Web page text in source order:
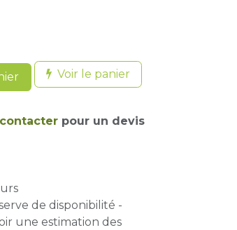
Voir le panier
pour un devis
de disponibilité -
une estimation des